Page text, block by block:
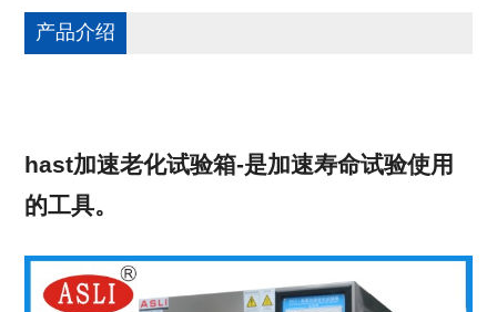
产品介绍
hast加速老化试验箱-是加速寿命试验使用
的工具。